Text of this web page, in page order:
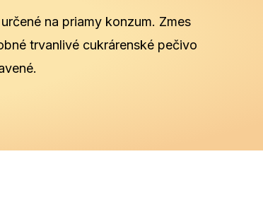
na priamy konzum. Zmes
trvanlivé cukrárenské pečivo